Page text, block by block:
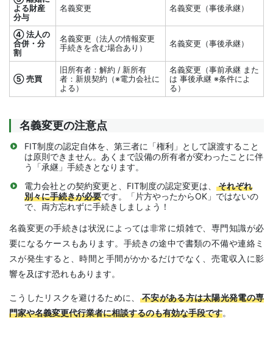
よる財産
分与
名義変更 名義変更（事後承継）
④ 法人の
合併・分
割
名義変更（法人の情報変更
手続きを含む場合あり）
名義変更（事後承継）
⑤ 売買
旧所有者：解約 / 新所有
者：新規契約（※電力会社に
よる）
名義変更（事前承継 また
は 事後承継 ※条件によ
る）
名義変更の注意点
FIT制度の認定自体を、第三者に「権利」として譲渡すること
は原則できません。あくまで設備の所有者が変わったことに伴
う「承継」手続きとなります。
電力会社との契約変更と、FIT制度の認定変更は、それぞれ
別々に手続きが必要です。「片方やったからOK」ではないの
で、両方忘れずに手続きしましょう！
名義変更の手続きは状況によっては非常に煩雑で、専門知識が必
要になるケースもあります。手続きの途中で書類の不備や連絡ミ
スが発生すると、時間と手間がかかるだけでなく、売電収入に影
響を及ぼす恐れもあります。
こうしたリスクを避けるために、 不安がある方は太陽光発電の専
門家や名義変更代行業者に相談するのも有効な手段です。